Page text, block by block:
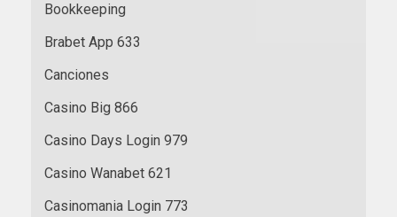
Bookkeeping
Brabet App 633
Canciones
Casino Big 866
Casino Days Login 979
Casino Wanabet 621
Casinomania Login 773